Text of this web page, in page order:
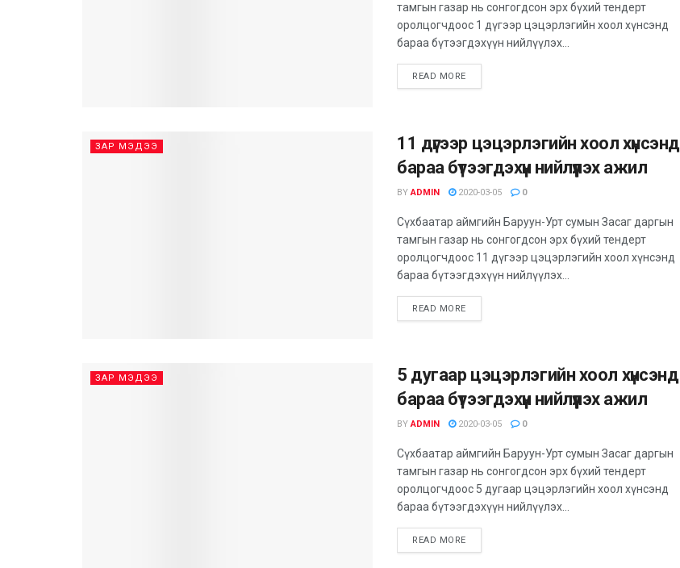
тамгын газар нь сонгогдсон эрх бүхий тендерт
оролцогчдоос 1 дүгээр цэцэрлэгийн хоол хүнсэнд
бараа бүтээгдэхүүн нийлүүлэх...
READ MORE
ЗАР МЭДЭЭ
11 дүгээр цэцэрлэгийн хоол хүнсэнд
бараа бүтээгдэхүүн нийлүүлэх ажил
BY ADMIN 2020-03-05 0
Сүхбаатар аймгийн Баруун-Урт сумын Засаг даргын
тамгын газар нь сонгогдсон эрх бүхий тендерт
оролцогчдоос 11 дүгээр цэцэрлэгийн хоол хүнсэнд
бараа бүтээгдэхүүн нийлүүлэх...
READ MORE
ЗАР МЭДЭЭ
5 дугаар цэцэрлэгийн хоол хүнсэнд
бараа бүтээгдэхүүн нийлүүлэх ажил
BY ADMIN 2020-03-05 0
Сүхбаатар аймгийн Баруун-Урт сумын Засаг даргын
тамгын газар нь сонгогдсон эрх бүхий тендерт
оролцогчдоос 5 дугаар цэцэрлэгийн хоол хүнсэнд
бараа бүтээгдэхүүн нийлүүлэх...
READ MORE